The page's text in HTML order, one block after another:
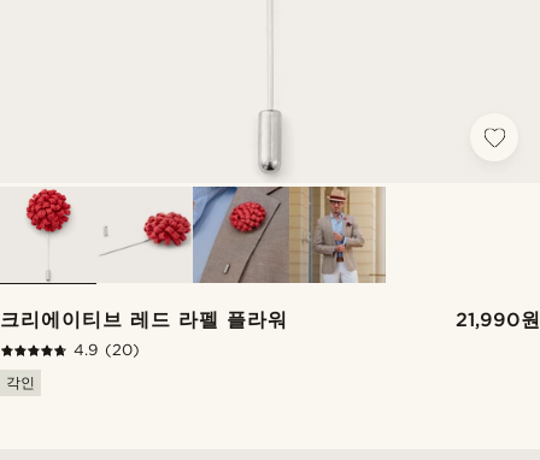
크리에이티브 레드 라펠 플라워 21,990원
4.9 (20)
각인